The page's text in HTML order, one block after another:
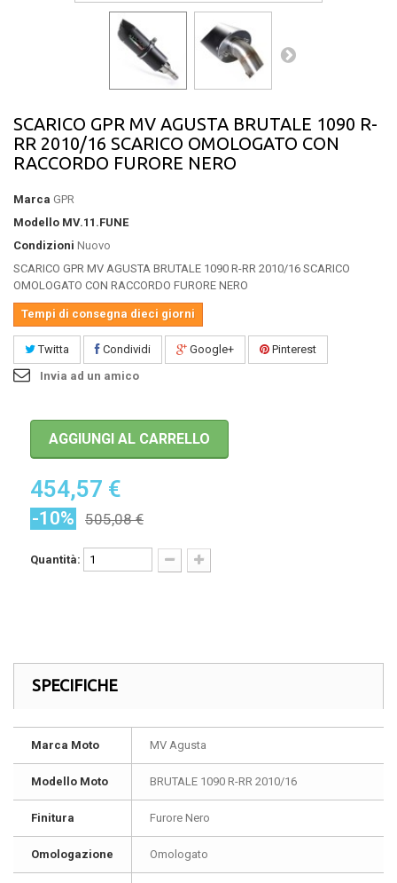
SCARICO GPR MV AGUSTA BRUTALE 1090 R-
RR 2010/16 SCARICO OMOLOGATO CON
RACCORDO FURORE NERO
Marca GPR
Modello MV.11.FUNE
Condizioni Nuovo
SCARICO GPR MV AGUSTA BRUTALE 1090 R-RR 2010/16 SCARICO
OMOLOGATO CON RACCORDO FURORE NERO
Tempi di consegna dieci giorni
Twitta Condividi Google+
Pinterest
Invia ad un amico
AGGIUNGI AL CARRELLO
454,57 €
-10% 505,08 €
Quantità:
SPECIFICHE
Marca Moto MV Agusta
Modello Moto BRUTALE 1090 R-RR 2010/16
Finitura Furore Nero
Omologazione Omologato